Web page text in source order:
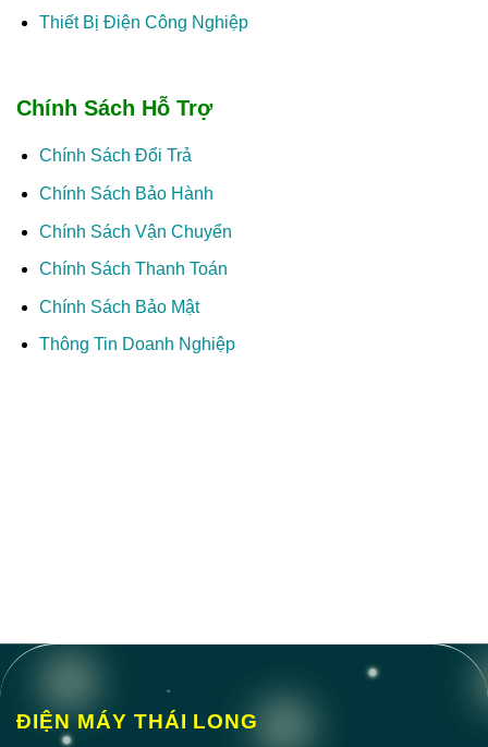
Thiết Bị Điện Công Nghiệp
Chính Sách Hỗ Trợ
Chính Sách Đổi Trả
Chính Sách Bảo Hành
Chính Sách Vận Chuyển
Chính Sách Thanh Toán
Chính Sách Bảo Mật
Thông Tin Doanh Nghiệp
ĐIỆN MÁY THÁI LONG